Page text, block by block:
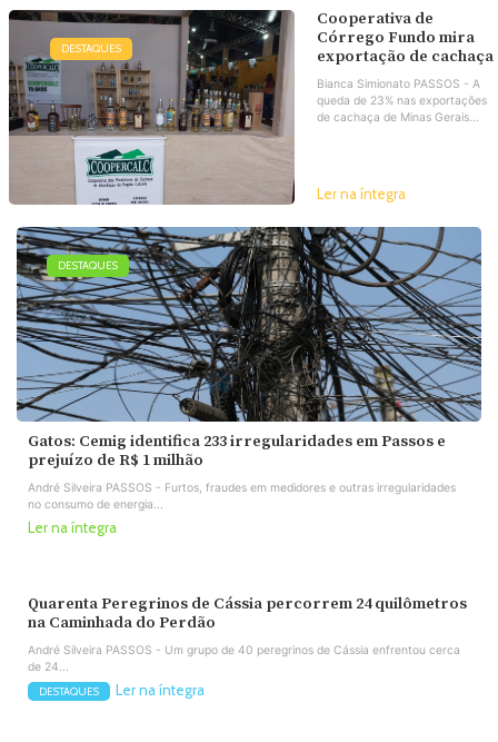
DESTAQUES
Cooperativa de
Córrego Fundo mira
exportação de cachaça
Bianca Simionato PASSOS - A
queda de 23% nas exportações
de cachaça de Minas Gerais...
Ler na íntegra
DESTAQUES
Gatos: Cemig identifica 233 irregularidades em Passos e
prejuízo de R$ 1 milhão
André Silveira PASSOS - Furtos, fraudes em medidores e outras irregularidades
no consumo de energia...
Ler na íntegra
Quarenta Peregrinos de Cássia percorrem 24 quilômetros
na Caminhada do Perdão
André Silveira PASSOS - Um grupo de 40 peregrinos de Cássia enfrentou cerca
de 24...
DESTAQUES Ler na íntegra